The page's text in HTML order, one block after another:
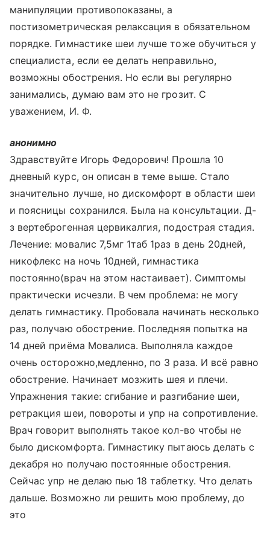
манипуляции противопоказаны, а
постизометрическая релаксация в обязательном
порядке. Гимнастике шеи лучше тоже обучиться у
специалиста, если ее делать неправильно,
возможны обострения. Но если вы регулярно
занимались, думаю вам это не грозит. С
уважением, И. Ф.
анонимно
Здравствуйте Игорь Федорович! Прошла 10
дневный курс, он описан в теме выше. Стало
значительно лучше, но дискомфорт в области шеи
и поясницы сохранился. Была на консультации. Д-
з вертеброгенная цервикалгия, подострая стадия.
Лечение: мовалис 7,5мг 1таб 1раз в день 20дней,
никофлекс на ночь 10дней, гимнастика
постоянно(врач на этом настаивает). Симптомы
практически исчезли. В чем проблема: не могу
делать гимнастику. Пробовала начинать несколько
раз, получаю обострение. Последняя попытка на
14 дней приёма Мовалиса. Выполняла каждое
очень осторожно,медленно, по 3 раза. И всё равно
обострение. Начинает мозжить шея и плечи.
Упражнения такие: сгибание и разгибание шеи,
ретракция шеи, повороты и упр на сопротивление.
Врач говорит выполнять такое кол-во чтобы не
было дискомфорта. Гимнастику пытаюсь делать с
декабря но получаю постоянные обострения.
Сейчас упр не делаю пью 18 таблетку. Что делать
дальше. Возможно ли решить мою проблему, до
это